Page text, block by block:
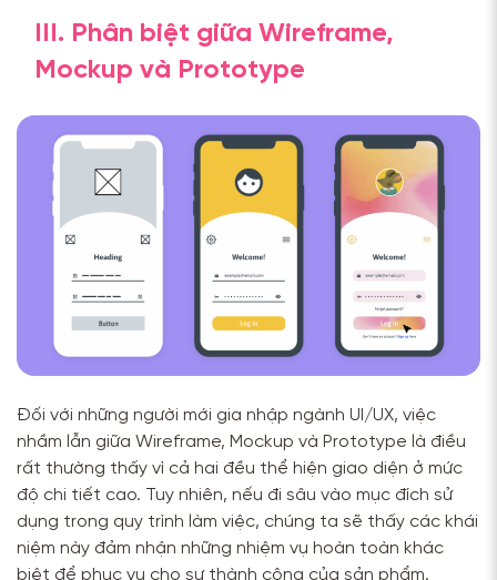
III. Phân biệt giữa Wireframe,
Mockup và Prototype
Đối với những người mới gia nhập ngành UI/UX, việc
nhầm lẫn giữa Wireframe, Mockup và Prototype là điều
rất thường thấy vì cả hai đều thể hiện giao diện ở mức
độ chi tiết cao. Tuy nhiên, nếu đi sâu vào mục đích sử
dụng trong quy trình làm việc, chúng ta sẽ thấy các khái
niệm này đảm nhận những nhiệm vụ hoàn toàn khác
biệt để phục vụ cho sự thành công của sản phẩm.